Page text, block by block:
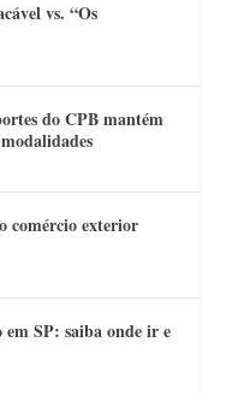
vs. “Os
do CPB mantém
comércio exterior
SP: saiba onde ir e